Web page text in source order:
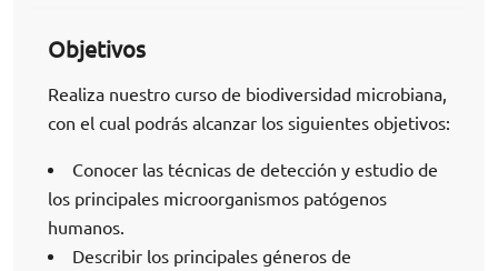
Objetivos
Realiza nuestro curso de biodiversidad microbiana,
con el cual podrás alcanzar los siguientes objetivos:
Conocer las técnicas de detección y estudio de
los principales microorganismos patógenos
humanos.
Describir los principales géneros de